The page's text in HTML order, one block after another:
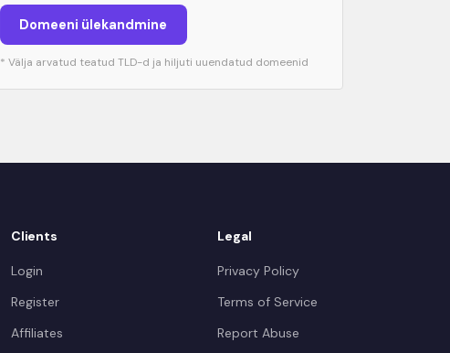
Domeeni ülekandmine
* Välja arvatud teatud TLD-d ja hiljuti uuendatud domeenid
Clients
Login
Register
Affiliates
Legal
Privacy Policy
Terms of Service
Report Abuse